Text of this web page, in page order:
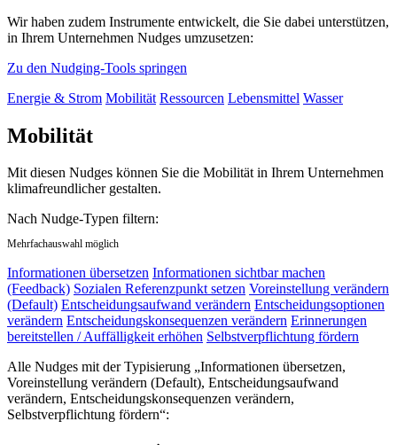
Wir haben zudem Instrumente entwickelt, die Sie dabei unterstützen,
in Ihrem Unternehmen Nudges umzusetzen:
Zu den Nudging-Tools springen
Energie & Strom Mobilität Ressourcen Lebensmittel Wasser
Mobilität
Mit diesen Nudges können Sie die Mobilität in Ihrem Unternehmen
klimafreundlicher gestalten.
Nach Nudge-Typen filtern:
Mehrfachauswahl möglich
Informationen übersetzen Informationen sichtbar machen
(Feedback) Sozialen Referenzpunkt setzen Voreinstellung verändern
(Default) Entscheidungsaufwand verändern Entscheidungsoptionen
verändern Entscheidungskonsequenzen verändern Erinnerungen
bereitstellen / Auffälligkeit erhöhen Selbstverpflichtung fördern
Alle Nudges mit der Typisierung „Informationen übersetzen,
Voreinstellung verändern (Default), Entscheidungsaufwand
verändern, Entscheidungskonsequenzen verändern,
Selbstverpflichtung fördern“: